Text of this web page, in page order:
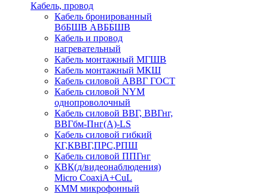
Кабель, провод
Кабель бронированный
ВбБШВ АВББШВ
Кабель и провод
нагревательный
Кабель монтажный МГШВ
Кабель монтажный МКШ
Кабель силовой АВВГ ГОСТ
Кабель силовой NYM
однопроволочный
Кабель силовой ВВГ, ВВГнг,
ВВГбм-Пнг(А)-LS
Кабель силовой гибкий
КГ,КВВГ,ПРС,РПШ
Кабель силовой ППГнг
КВК(д/видеонаблюдения)
Micro CoaxiA+CuL
КММ микрофонный